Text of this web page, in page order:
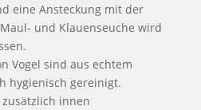
eine Ansteckung mit der
und Klauenseuche wird
Vogel sind aus echtem
hygienisch gereinigt.
innen